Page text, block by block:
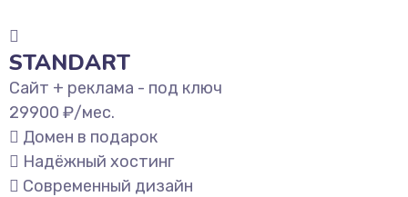
STANDART
Сайт + реклама - под ключ
29900 ₽/мес.
Домен в подарок
Надёжный хостинг
Современный дизайн